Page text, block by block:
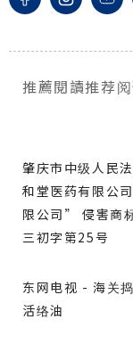
推薦閱讀推荐
肇庆市中级人民
和堂医药有限公
限公司” 侵害商
三初字第25号
东网电视 - 海关
活络油